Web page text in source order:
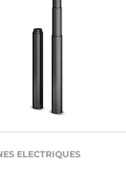
ELECTRIQUES